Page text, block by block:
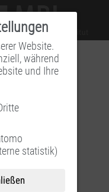
sowie
Medizin und
Website.
während
und Ihre
statistik)